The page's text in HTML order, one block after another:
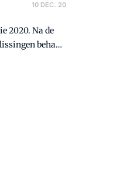
10 DEC. 20
2020. Na de
behaalt